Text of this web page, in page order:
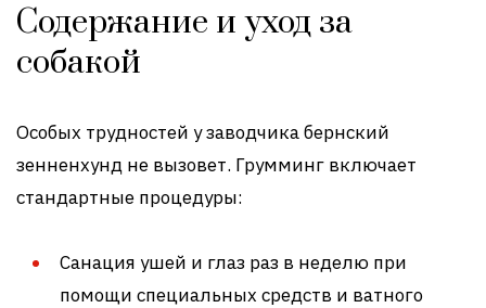
Содержание и уход за
собакой
Особых трудностей у заводчика бернский
зенненхунд не вызовет. Грумминг включает
стандартные процедуры:
Санация ушей и глаз раз в неделю при
помощи специальных средств и ватного